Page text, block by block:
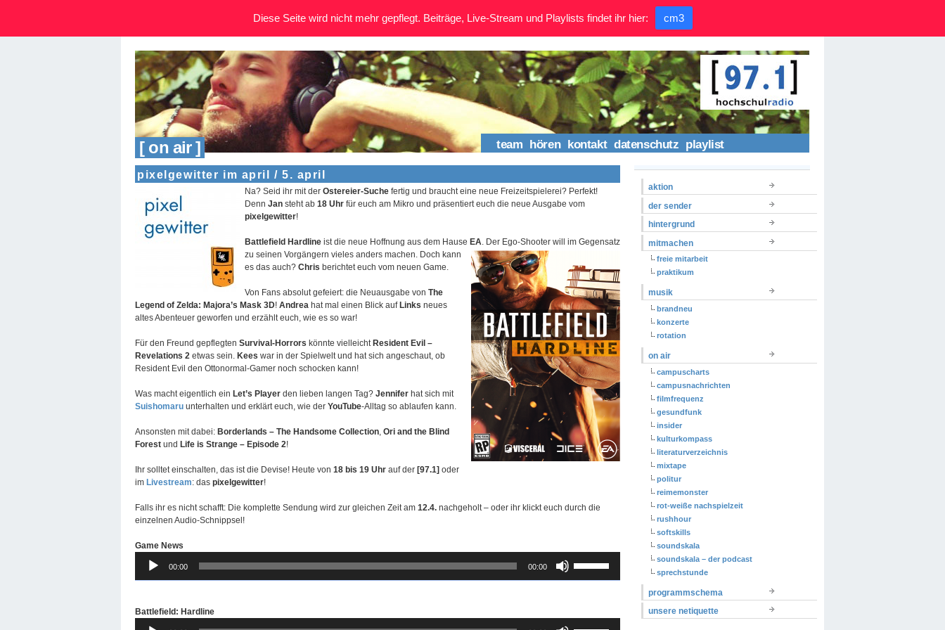
[ on air ] team hören kontakt datenschutz playlist
pixelgewitter im april / 5. april
Na? Seid ihr mit der Ostereier-Suche fertig und braucht eine neue Freizeitspielerei? Perfekt!
Denn Jan steht ab 18 Uhr für euch am Mikro und präsentiert euch die neue Ausgabe vom
pixelgewitter!
Battlefield Hardline ist die neue Hoffnung aus dem Hause EA. Der Ego-Shooter will im Gegensatz
zu seinen Vorgängern vieles anders machen. Doch kann
es das auch? Chris berichtet euch vom neuen Game.
Von Fans absolut gefeiert: die Neuausgabe von The
Legend of Zelda: Majora’s Mask 3D! Andrea hat mal einen Blick aufLinks neues
altes Abenteuer geworfen und erzählt euch, wie es so war!
Für den Freund gepflegten Survival-Horrors könnte vielleichtResident Evil –
Revelations 2 etwas sein. Kees war in der Spielwelt und hat sich angeschaut, ob
Resident Evil den Ottonormal-Gamer noch schocken kann!
Was macht eigentlich ein Let’s Player den lieben langen Tag? Jennifer hat sich mit
Suishomaru unterhalten und erklärt euch, wie der YouTube-Alltag so ablaufen kann.
Ansonsten mit dabei: Borderlands – The Handsome Collection, Ori and the Blind
Forest und Life is Strange – Episode 2!
Ihr solltet einschalten, das ist die Devise! Heute von 18 bis 19 Uhr auf der [97.1] oder
im Livestream: das pixelgewitter!
Falls ihr es nicht schafft: Die komplette Sendung wird zur gleichen Zeit am 12.4. nachgeholt – oder ihr klickt euch durch die
einzelnen Audio-Schnippsel!
Game News
Audio-
Player
00:00 00:00
Hoch/Runter
benutzen,
Lautstärke
Battlefield: Hardline
Audio-
aktion
der sender
hintergrund
mitmachen
freie mitarbeit
praktikum
musik
brandneu
konzerte
rotation
on air
campuscharts
campusnachrichten
filmfrequenz
gesundfunk
insider
kulturkompass
literaturverzeichnis
mixtape
politur
reimemonster
rot-weiße nachspielzeit
rushhour
softskills
soundskala
soundskala – der podcast
sprechstunde
programmschema
unsere netiquette
Diese Seite wird nicht mehr gepflegt. Beiträge, Live-Stream und Playlists findet ihr hier: cm3